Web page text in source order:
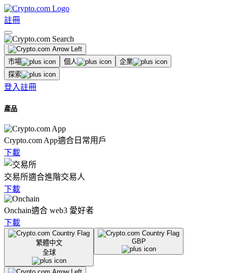
註冊
市場 個人
企業
探索
登入註冊
產品
Crypto.com App適合日常用戶
下載
交易所適合進階交易人
下載
Onchain適合 web3 愛好者
下載
繁體中文
全球
GBP